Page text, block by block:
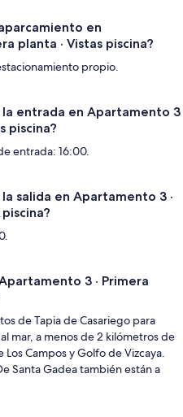
en
planta · Vistas piscina?
propio.
la entrada en Apartamento 3
piscina?
entrada: 16:00.
salida en Apartamento 3 ·
3 · Primera
de Tapia de Casariego para
mar, a menos de 2 kilómetros de
Los Campos y Golfo de Vizcaya.
Santa Gadea también están a